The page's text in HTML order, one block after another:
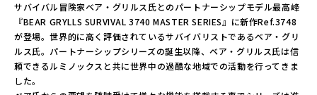
サバイバル冒険家ベア・グリルス氏とのパートナーシップモデル最高峰
『BEAR GRYLLS SURVIVAL 3740 MASTER SERIES』に新作Ref.3748
が登場。世界的に高く評価されているサバイバリストであるベア・グリ
ルス氏。パートナーシップシリーズの誕生以降、ベア・グリルス氏は信
頼できるルミノックスと共に世界中の過酷な地域での活動を行ってきま
した。